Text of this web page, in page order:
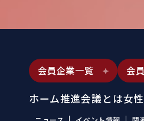
会員企業一覧 会
ホーム推進会議とは女